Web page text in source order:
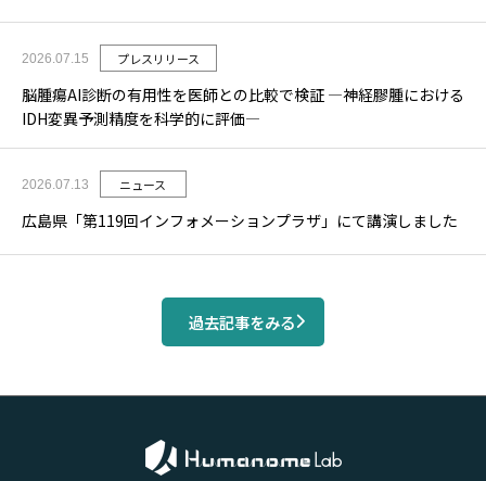
2026.07.15 プレスリリース
脳腫瘍AI診断の有用性を医師との比較で検証 ―神経膠腫における
IDH変異予測精度を科学的に評価―
2026.07.13 ニュース
広島県「第119回インフォメーションプラザ」にて講演しました
過去記事をみる